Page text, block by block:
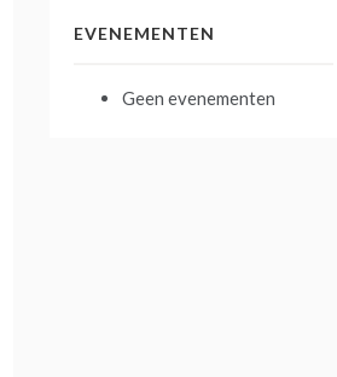
EVENEMENTEN
Geen evenementen